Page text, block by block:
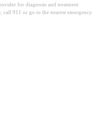
for diagnosis and treatment
911 or go to the nearest emergency